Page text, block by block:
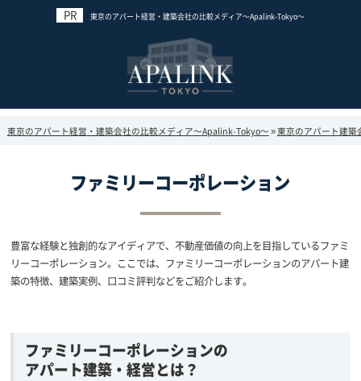
東京のアパート経営・建築会社の比較メディア～Apalink-Tokyo～
東京のアパート経営・建築会社の比較メディア～Apalink-Tokyo～ »東京のアパート建築
ファミリーコーポレーション
豊富な経験と独創的なアイディアで、不動産価値の向上を目指しているファミ
リーコーポレーション。ここでは、ファミリーコーポレーションのアパート建
築の特徴、建築実例、口コミ評判などをご紹介します。
ファミリーコーポレーションの
アパート建築・経営とは？